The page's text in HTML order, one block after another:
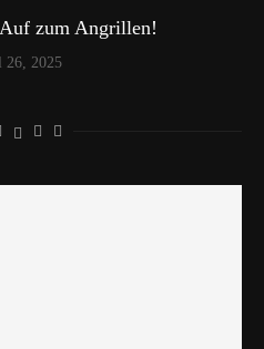
zum Angrillen!
26, 2025